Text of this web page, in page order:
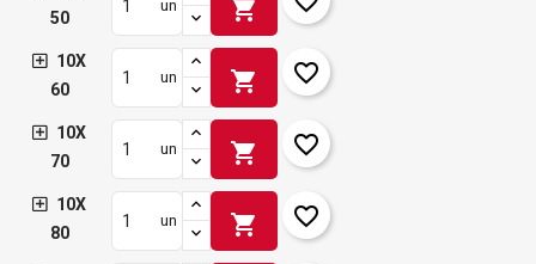
50
un shopping_cart
10X
60
un shopping_cart favorite_border
10X
70
un shopping_cart favorite_border
10X
80
un shopping_cart favorite_border